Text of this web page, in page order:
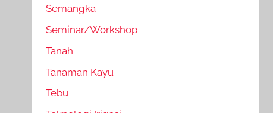
Semangka
Seminar/Workshop
Tanah
Tanaman Kayu
Tebu